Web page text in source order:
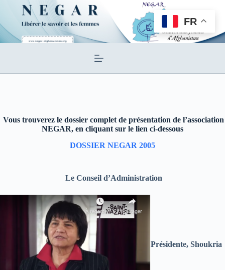
contenu
Vous trouverez le dossier complet de présentation de l’association
NEGAR, en cliquant sur le lien ci-dessous
DOSSIER NEGAR 2005
Le Conseil d’Administration
Présidente, Shoukria
FR